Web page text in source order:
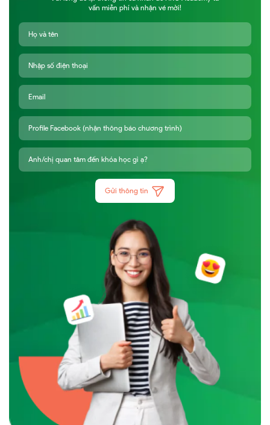
vấn miễn phí và nhận vé mời!
Gửi thông tin